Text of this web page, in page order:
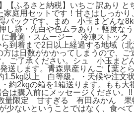
ふるさと納税】いちご 訳あり
庭用セットです！甘さはしっか
パックです。まめ 小玉まどんな
跡・先白や色ムラあり・軽度な
適・スムージー、冷凍ストック
着まで2日以上経過する地域（
日数がかかってしまうので、ご
ご了承ください。シュ 小玉まど
します。青森県産りんご【葉と
以上 白等級。・天候や注文
約2kgの箱を1箱送ります。もも
は購入前にメッセージください
数量限定 甘すぎる 有田みか
少ないということではなく、食